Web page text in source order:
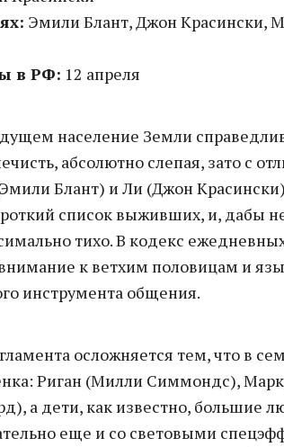
Эмили Блант, Джон Красински,
в РФ: 12 апреля
население Земли
абсолютно слепая, зато с
Блант) и Ли (Джон
список выживших, и, дабы
тихо. В кодекс
к ветхим половицам и
инструмента общения.
осложняется тем, что в
Риган (Милли Симмондс),
а дети, как известно, большие
еще и со световыми